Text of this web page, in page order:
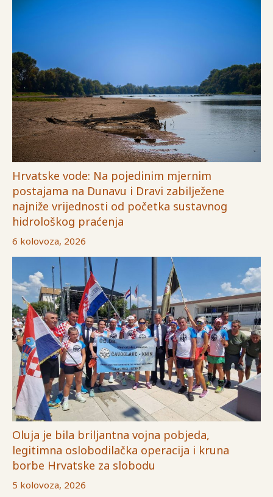
Hrvatske vode: Na pojedinim mjernim
postajama na Dunavu i Dravi zabilježene
najniže vrijednosti od početka sustavnog
hidrološkog praćenja
6 kolovoza, 2026
Oluja je bila briljantna vojna pobjeda,
legitimna oslobodilačka operacija i kruna
borbe Hrvatske za slobodu
5 kolovoza, 2026